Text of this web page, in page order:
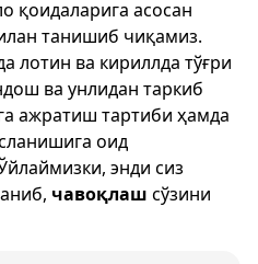
қоидаларига асосан
танишиб чиқамиз.
лотин ва кириллда тўғри
ва унлидан таркиб
ажратиш тартиби ҳамда
оид
энди сиз
чавоқлаш сўзини